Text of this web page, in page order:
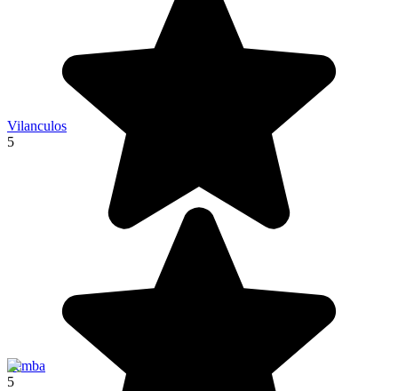
Vilanculos
5
Pemba
5